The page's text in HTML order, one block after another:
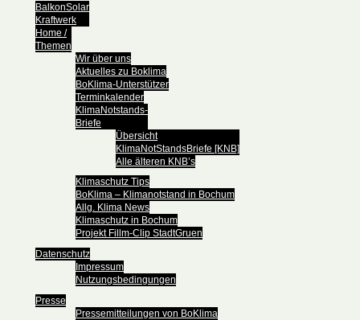
BalkonSolar
Kraftwerk
Home /
Themen
Wir über uns
Aktuelles zu Boklima
BoKlima-Unterstützer
Terminkalender
KlimaNotstands-
Briefe
Übersicht
KlimaNotStandsBriefe [KNB]
Alle älteren KNB’s
Klimaschutz Tips
BoKlima – Klimanotstand in Bochum
Allg. Klima News
Klimaschutz in Bochum
Projekt Fillm-Clip StadtGruen
Datenschutz
Impressum
Nutzungsbedingungen
Presse
Pressemitteilungen von BoKlima